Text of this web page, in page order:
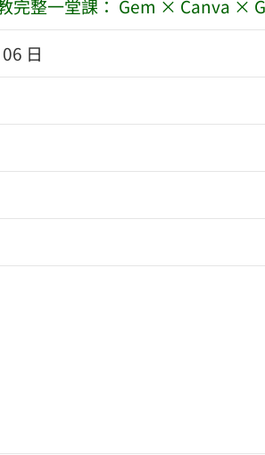
教完整一堂課： Gem × Canva ×
日